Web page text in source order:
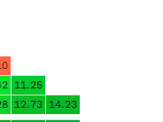
11.25
12.73 14.23